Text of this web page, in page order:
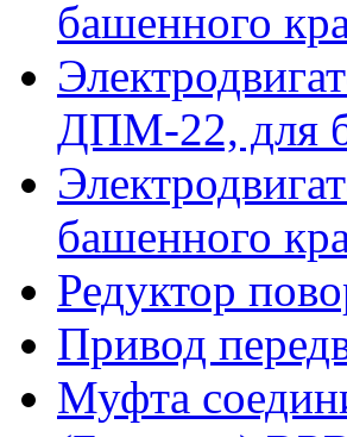
башенного
ДПМ-22, для
башенного
Редуктор
Привод
Муфта